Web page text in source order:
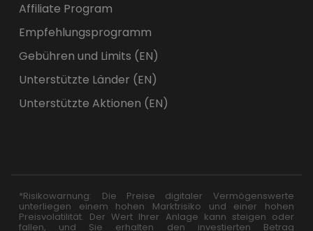
Affiliate Program
Empfehlungsprogramm
Gebühren und Limits (EN)
Unterstützte Länder (EN)
Unterstützte Aktionen (EN)
*Risikowarnung: Die Preise digitaler Vermögenswerte
unterliegen einem hohen Marktrisiko und einer hohen
Preisvolatilität. Der Wert Ihrer Anlage kann steigen oder
fallen, und Sie erhalten den investierten Betrag